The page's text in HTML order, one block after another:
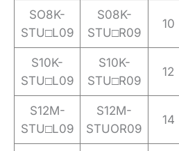
SO8K-
STU□L09
S08K-
STU□R09
10
S10K-
STU□L09
S10K-
STU□R09
12
S12M-
STU□L09
S12M-
STUOR09
14